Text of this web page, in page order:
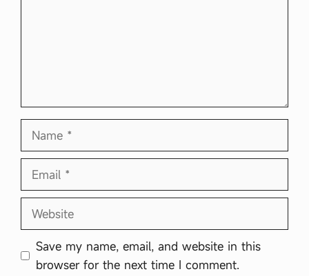
Name
Email
Website
Save my name, email, and website in this
browser for the next time I comment.